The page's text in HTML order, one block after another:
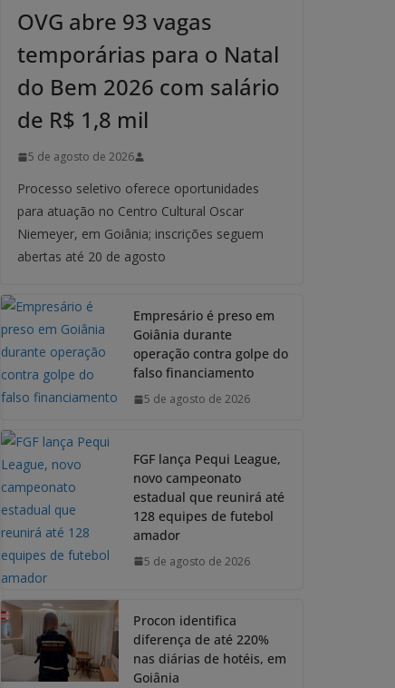
OVG abre 93 vagas
temporárias para o Natal
do Bem 2026 com salário
de R$ 1,8 mil
5 de agosto de 2026
Processo seletivo oferece oportunidades
para atuação no Centro Cultural Oscar
Niemeyer, em Goiânia; inscrições seguem
abertas até 20 de agosto
Empresário é preso em
Goiânia durante
operação contra golpe do
falso financiamento
5 de agosto de 2026
FGF lança Pequi League,
novo campeonato
estadual que reunirá até
128 equipes de futebol
amador
5 de agosto de 2026
Procon identifica
diferença de até 220%
nas diárias de hotéis, em
Goiânia